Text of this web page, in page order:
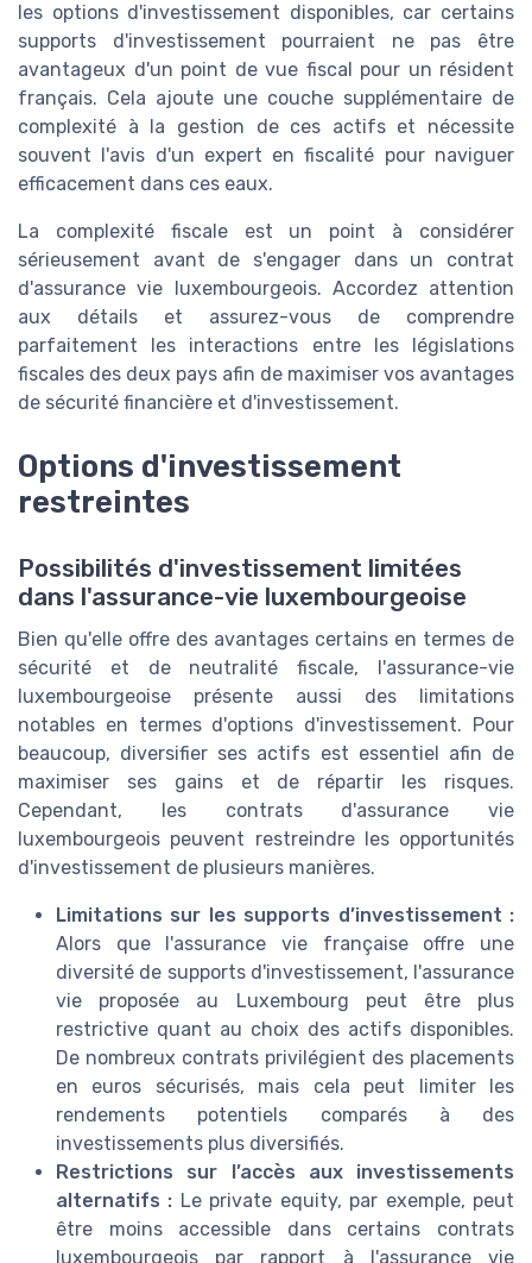
les options d'investissement disponibles, car certains
supports d'investissement pourraient ne pas être
avantageux d'un point de vue fiscal pour un résident
français. Cela ajoute une couche supplémentaire de
complexité à la gestion de ces actifs et nécessite
souvent l'avis d'un expert en fiscalité pour naviguer
efficacement dans ces eaux.
La complexité fiscale est un point à considérer
sérieusement avant de s'engager dans un contrat
d'assurance vie luxembourgeois. Accordez attention
aux détails et assurez-vous de comprendre
parfaitement les interactions entre les législations
fiscales des deux pays afin de maximiser vos avantages
de sécurité financière et d'investissement.
Options d'investissement
restreintes
Possibilités d'investissement limitées
dans l'assurance-vie luxembourgeoise
Bien qu'elle offre des avantages certains en termes de
sécurité et de neutralité fiscale, l'assurance-vie
luxembourgeoise présente aussi des limitations
notables en termes d'options d'investissement. Pour
beaucoup, diversifier ses actifs est essentiel afin de
maximiser ses gains et de répartir les risques.
Cependant, les contrats d'assurance vie
luxembourgeois peuvent restreindre les opportunités
d'investissement de plusieurs manières.
Limitations sur les supports d’investissement :
Alors que l'assurance vie française offre une
diversité de supports d'investissement, l'assurance
vie proposée au Luxembourg peut être plus
restrictive quant au choix des actifs disponibles.
De nombreux contrats privilégient des placements
en euros sécurisés, mais cela peut limiter les
rendements potentiels comparés à des
investissements plus diversifiés.
Restrictions sur l’accès aux investissements
alternatifs : Le private equity, par exemple, peut
être moins accessible dans certains contrats
luxembourgeois par rapport à l'assurance vie